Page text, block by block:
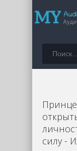
силу -